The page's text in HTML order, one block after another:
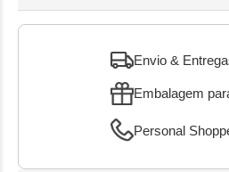
Envio &
Embalagem
Personal